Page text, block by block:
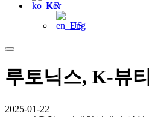
Kor
Eng
루토닉스, K-뷰
2025-01-22